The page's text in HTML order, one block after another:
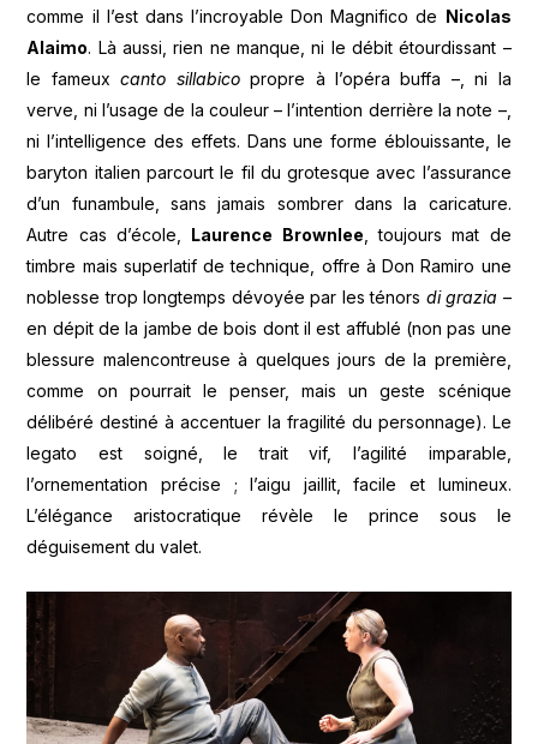
comme il l’est dans l’incroyable Don Magnifico de Nicolas
Alaimo. Là aussi, rien ne manque, ni le débit étourdissant –
le fameuxcanto sillabicopropre à l’opéra buffa –, ni la
verve, ni l’usage de la couleur – l’intention derrière la note –,
ni l’intelligence des effets. Dans une forme éblouissante, le
baryton italien parcourt le fil du grotesque avec l’assurance
d’un funambule, sans jamais sombrer dans la caricature.
Autre cas d’école, Laurence Brownlee , toujours mat de
timbre mais superlatif de technique, offre à Don Ramiro une
noblesse trop longtemps dévoyée par les ténors di grazia –
en dépit de la jambe de bois dont il est affublé (non pas une
blessure malencontreuse à quelques jours de la première,
comme on pourrait le penser, mais un geste scénique
délibéré destiné à accentuer la fragilité du personnage). Le
legato est soigné, le trait vif, l’agilité imparable,
l’ornementation précise ; l’aigu jaillit, facile et lumineux.
L’élégance aristocratique révèle le prince sous le
déguisement du valet.